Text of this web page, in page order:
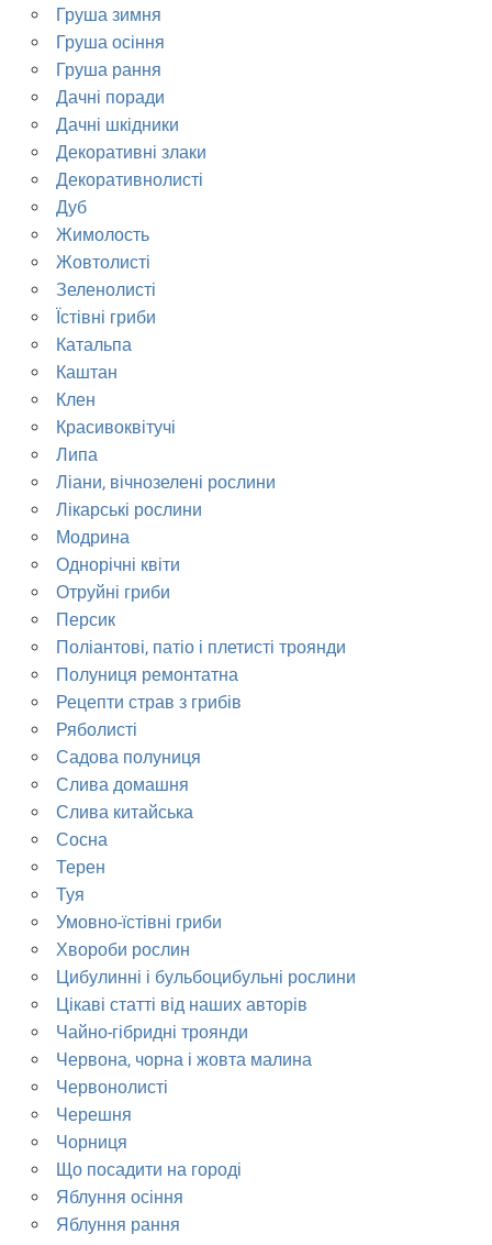
Груша зимня
Груша осіння
Груша рання
Дачні поради
Дачні шкідники
Декоративні злаки
Декоративнолисті
Дуб
Жимолость
Жовтолисті
Зеленолисті
Їстівні гриби
Катальпа
Каштан
Клен
Красивоквітучі
Липа
Ліани, вічнозелені рослини
Лікарські рослини
Модрина
Однорічні квіти
Отруйні гриби
Персик
Поліантові, патіо і плетисті троянди
Полуниця ремонтатна
Рецепти страв з грибів
Ряболисті
Садова полуниця
Слива домашня
Слива китайська
Сосна
Терен
Туя
Умовно-їстівні гриби
Хвороби рослин
Цибулинні і бульбоцибульні рослини
Цікаві статті від наших авторів
Чайно-гібридні троянди
Червона, чорна і жовта малина
Червонолисті
Черешня
Чорниця
Що посадити на городі
Яблуння осіння
Яблуння рання